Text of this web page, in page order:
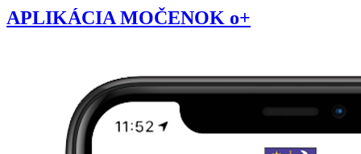
APLIKÁCIA MOČENOK o+